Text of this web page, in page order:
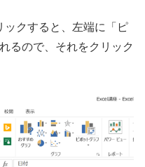
ックすると、左端に「ピ
るので、それをクリック